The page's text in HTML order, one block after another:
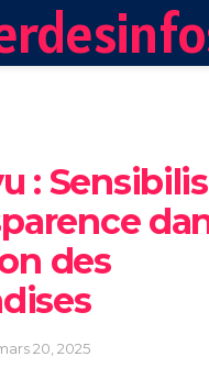
:
des
20, 2025